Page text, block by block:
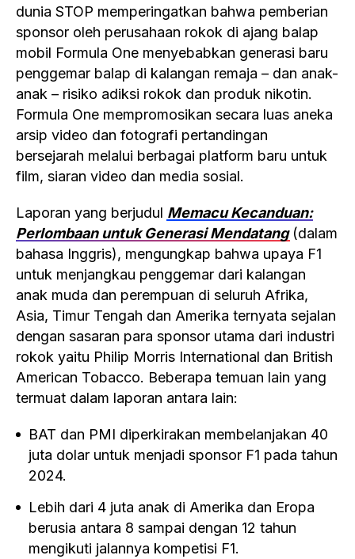
dunia STOP memperingatkan bahwa pemberian
sponsor oleh perusahaan rokok di ajang balap
mobil Formula One menyebabkan generasi baru
penggemar balap di kalangan remaja – dan anak-
anak – risiko adiksi rokok dan produk nikotin.
Formula One mempromosikan secara luas aneka
arsip video dan fotografi pertandingan
bersejarah melalui berbagai platform baru untuk
film, siaran video dan media sosial.
Laporan yang berjudul Memacu Kecanduan:
Perlombaan untuk Generasi Mendatang(dalam
bahasa Inggris), mengungkap bahwa upaya F1
untuk menjangkau penggemar dari kalangan
anak muda dan perempuan di seluruh Afrika,
Asia, Timur Tengah dan Amerika ternyata sejalan
dengan sasaran para sponsor utama dari industri
rokok yaitu Philip Morris International dan British
American Tobacco. Beberapa temuan lain yang
termuat dalam laporan antara lain:
BAT dan PMI diperkirakan membelanjakan 40
juta dolar untuk menjadi sponsor F1 pada tahun
2024.
Lebih dari 4 juta anak di Amerika dan Eropa
berusia antara 8 sampai dengan 12 tahun
mengikuti jalannya kompetisi F1.